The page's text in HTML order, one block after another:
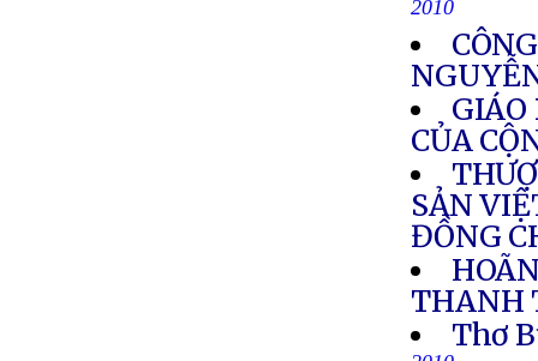
2010
GIÁO
CỦA
SẢN
ĐỒNG
THANH
Thơ